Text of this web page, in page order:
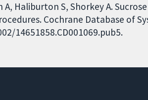
A, Haliburton S, Shorkey A.
Cochrane Database of
14651858.CD001069.pub5.